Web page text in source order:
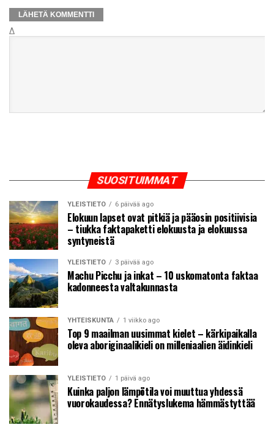
Δ
SUOSITUIMMAT
YLEISTIETO 6 päivää ago
Elokuun lapset ovat pitkiä ja pääosin positiivisia
– tiukka faktapaketti elokuusta ja elokuussa
syntyneistä
YLEISTIETO 3 päivää ago
Machu Picchu ja inkat – 10 uskomatonta faktaa
kadonneesta valtakunnasta
YHTEISKUNTA 1 viikko ago
Top 9 maailman uusimmat kielet – kärkipaikalla
oleva aboriginaalikieli on milleniaalien äidinkieli
YLEISTIETO 1 päivä ago
Kuinka paljon lämpötila voi muuttua yhdessä
vuorokaudessa? Ennätyslukema hämmästyttää